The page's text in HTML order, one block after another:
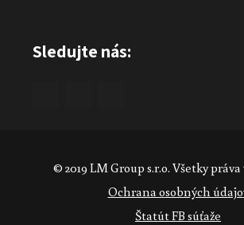
Sledujte nás:
© 2019 LM Group s.r.o. Všetky
Ochrana osobných
Štatút FB súťaže